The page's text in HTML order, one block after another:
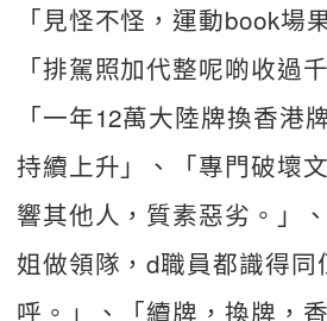
「見怪不怪，運動book場
「排駕照加代整呢啲收過
「一年12萬大陸牌換香港
持續上升」、「專門破壞
響其他人，質素惡劣。」
姐做領隊，d職員都識得同
呼。」、「續牌，換牌，